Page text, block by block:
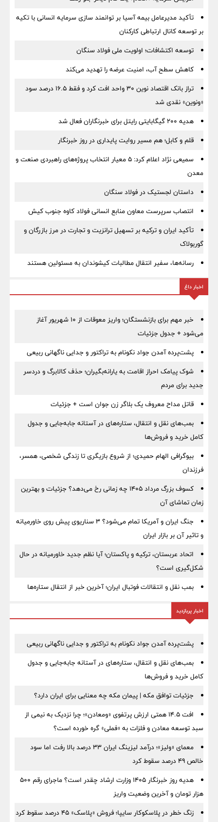
تأکید مدیرعامل بیمه آسیا بر توانمند سازی سرمایه انسانی با تکیه
بر توسعه کانال ارتباطی کارکنان
توسعه اکتشافات؛ اولویت ملی فولاد سنگان
کاهش سطح آب، امنیت عرضه را تهدید می‌کند
تراز بانک اقتصاد نوین ۳۰ واحد افت کرد و فقط ۱۶.۵ درصد سود
«ونوین» نقدی شد
هدیه ۲۰۰ گیگابایتی رایتل برای خبرنگاران فعال شد
قلم و کابل؛ هم مسیر روایت پایداری در روز خبرنگار
سمیعی‌ نژاد اعلام کرد: 5 معیار انتخاب پروژه‌های راهبردی صنعت و
معدن
داستان لجستیک در فولاد سنگان
انتصاب سرپرست معاون منابع انسانی فولاد کاوه جنوب کیش
تأکید ایران و ترکیه بر تسهیل ترانزیت و تجارت در مرز بازرگان و
گوربولاک
رسانه‌ها، سفیر انتقال مطالبات کیشوندان به مسئولین هستند
اخبار داغ
خبر مهم برای بازنشستگان؛ واریز معوقات از ۱۰ شهریور آغاز
می‌شود + جدول جزئیات
پشت‌پرده آمدن جواد نکونام به تراکتور و جدایی ناگهانی ربیعی
شوک پیامک احراز اقامت به یارانه‌بگیران؛ حذف کالابرگ و دردسر
جدید برای مردم
قاتل مداح معروف یک بلاگر زن جوان است + جزئیات
بمب‌های نقل و انتقال، ستاره‌های در آستانه جابه‌جایی و جدول
کامل خرید و فروش‌ها
بیوگرافی الهام حمیدی؛ از شروع بازیگری تا زندگی شخصی، همسر،
فرزندان
کسوف بزرگ مرداد ۱۴۰۵ چه زمانی رخ می‌دهد؟ جزئیات و بهترین
زمان تماشای آن
جنگ ایران و آمریکا تمام می‌شود؟ ۳ سناریوی پیش روی خاورمیانه
و تاثیر آن بر بازار ایران
اتحاد عربستان، ترکیه و پاکستان؛ آیا نظم جدید خاورمیانه در حال
شکل‌گیری است؟
بمب نقل‌ و انتقالات فوتبال ایران؛ آخرین خبر از انتقال ستاره‌ها
اخبار پربازدید
پشت‌پرده آمدن جواد نکونام به تراکتور و جدایی ناگهانی ربیعی
بمب‌های نقل و انتقال، ستاره‌های در آستانه جابه‌جایی و جدول
کامل خرید و فروش‌ها
جزئیات توافق مکه | پیمان مکه چه معنایی برای ایران دارد؟
افت ۱۴.۵ همتی ارزش پرتفوی «ومعادن»؛ چرا نزدیک به نیمی از
سبد توسعه معادن و فلزات به «فملی» گره خورده است؟
معمای «ولیز»؛ درآمد لیزینگ ایران ۳۳ درصد بالا رفت اما سود
خالص ۴۹ درصد سقوط کرد
هدیه روز خبرنگار ۱۴۰۵ وزارت ارشاد چقدر است؟ ماجرای رقم ۵۰۰
هزار تومان و آخرین وضعیت واریز
زنگ خطر در پلاسکوکار سایپا؛ فروش «پلاسک» ۴۵ درصد سقوط کرد